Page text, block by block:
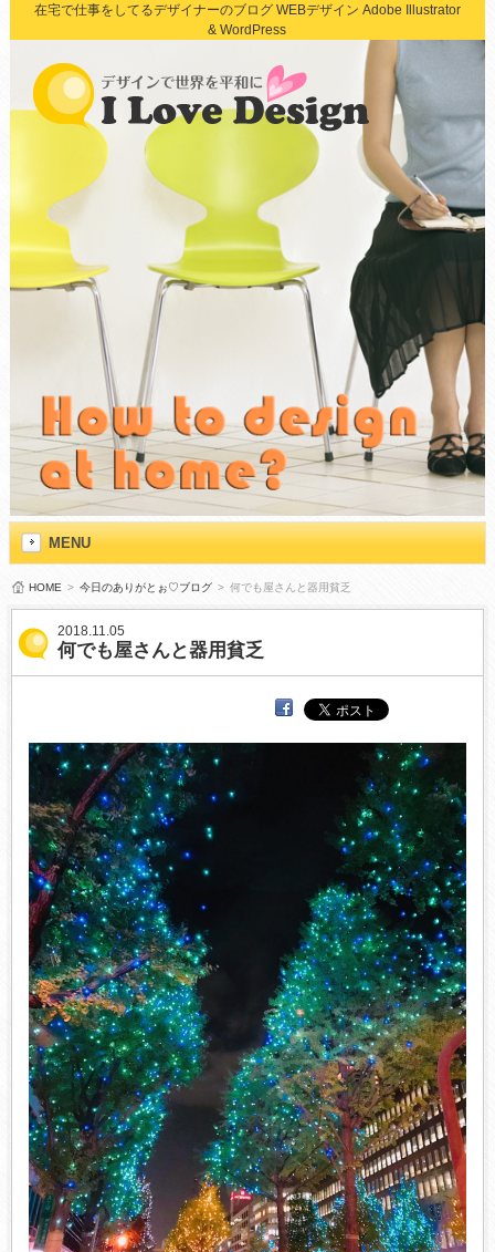
在宅で仕事をしてるデザイナーのブログ WEBデザイン Adobe Illustrator
& WordPress
MENU
HOME > 今日のありがとぉ♡ブログ > 何でも屋さんと器用貧乏
2018.11.05
何でも屋さんと器用貧乏